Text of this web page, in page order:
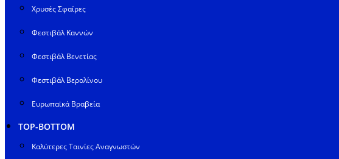
Χρυσές Σφαίρες
Φεστιβάλ Καννών
Φεστιβάλ Βενετίας
Φεστιβάλ Βερολίνου
Ευρωπαϊκά Βραβεία
TOP-BOTTOM
Καλύτερες Ταινίες Αναγνωστών